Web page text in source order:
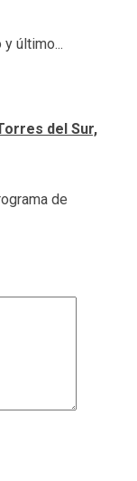
último...
del Sur,
de